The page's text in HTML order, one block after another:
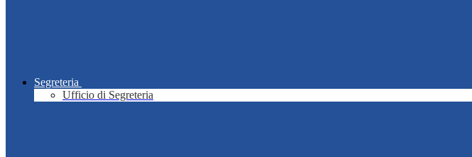
Segreteria
Ufficio di Segreteria